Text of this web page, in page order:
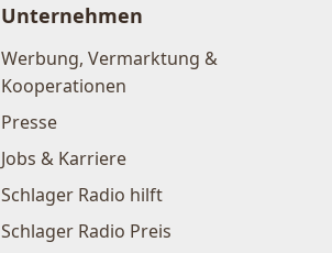
Unternehmen
Werbung, Vermarktung &
Kooperationen
Presse
Jobs & Karriere
Schlager Radio hilft
Schlager Radio Preis